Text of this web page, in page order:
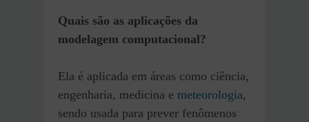
Quais são as aplicações da
modelagem computacional?
Ela é aplicada em áreas como ciência,
engenharia, medicina e meteorologia,
sendo usada para prever fenômenos